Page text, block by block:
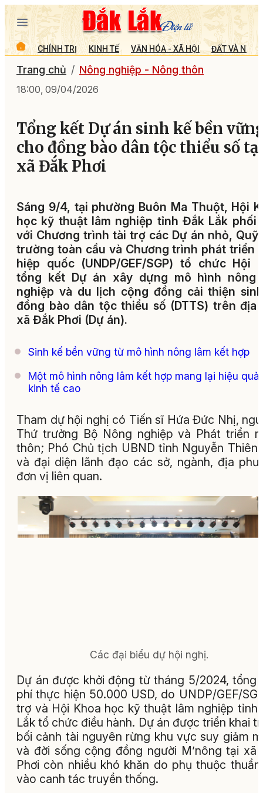
CHÍNH TRỊ KINH TẾ VĂN HÓA - XÃ HỘI ĐẤT VÀ
Trang chủ Nông nghiệp - Nông thôn
18:00, 09/04/2026
Tổng kết Dự án sinh kế bền
cho đồng bào dân tộc thiểu số tại
xã Đắk Phơi
Sáng 9/4, tại phường Buôn Ma Thuột, Hội
học kỹ thuật lâm nghiệp tỉnh Đắk Lắk phối
với Chương trình tài trợ các Dự án nhỏ, Quỹ
trường toàn cầu và Chương trình phát triển
hiệp quốc (UNDP/GEF/SGP) tổ chức Hội
tổng kết Dự án xây dựng mô hình nông
nghiệp và du lịch cộng đồng cải thiện
đồng bào dân tộc thiểu số (DTTS) trên địa
xã Đắk Phơi (Dự án).
Sinh kế bền vững từ mô hình nông lâm kết hợp
Một mô hình nông lâm kết hợp mang lại hiệu quả
kinh tế cao
Tham dự hội nghị có Tiến sĩ Hứa Đức Nhị,
Thứ trưởng Bộ Nông nghiệp và Phát triển
thôn; Phó Chủ tịch UBND tỉnh Nguyễn Thiên
và đại diện lãnh đạo các sở, ngành, địa
đơn vị liên quan.
Các đại biểu dự hội nghị.
Dự án được khởi động từ tháng 5/2024, tổng
phí thực hiện 50.000 USD, do UNDP/GEF/
trợ và Hội Khoa học kỹ thuật lâm nghiệp tỉnh
Lắk tổ chức điều hành. Dự án được triển khai
bối cảnh tài nguyên rừng khu vực suy giảm
và đời sống cộng đồng người M’nông tại xã
Phơi còn nhiều khó khăn do phụ thuộc
vào canh tác truyền thống.